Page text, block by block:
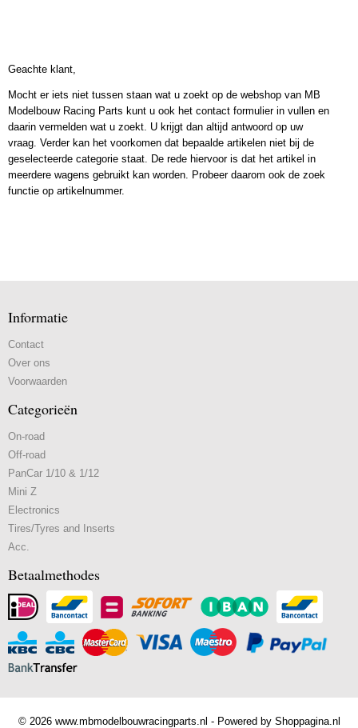
Geachte klant,
Mocht er iets niet tussen staan wat u zoekt op de webshop van MB
Modelbouw Racing Parts kunt u ook het contact formulier in vullen en
daarin vermelden wat u zoekt. U krijgt dan altijd antwoord op uw
vraag. Verder kan het voorkomen dat bepaalde artikelen niet bij de
geselecteerde categorie staat. De rede hiervoor is dat het artikel in
meerdere wagens gebruikt kan worden. Probeer daarom ook de zoek
functie op artikelnummer.
Informatie
Contact
Over ons
Voorwaarden
Categorieën
On-road
Off-road
PanCar 1/10 & 1/12
Mini Z
Electronics
Tires/Tyres and Inserts
Acc.
Betaalmethodes
© 2026 www.mbmodelbouwracingparts.nl - Powered by Shoppagina.nl